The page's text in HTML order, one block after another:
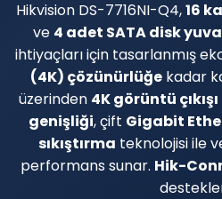
Hikvision DS-7716NI-Q4,16
ve 4 adet SATA disk
ihtiyaçları için tasarlanmış
(4K) çözünürlüğekadar
üzerinden 4K görüntü çıkışı
genişliği, çift Gigabit
sıkıştırma teknolojisi ile
performans sunar. Hik-